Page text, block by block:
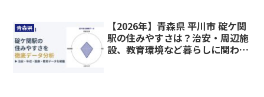
青森県
【2026年】青森県 平川市 碇ケ関
駅の住みやすさは？治安・周辺施
設、教育環境など暮らしに関わる